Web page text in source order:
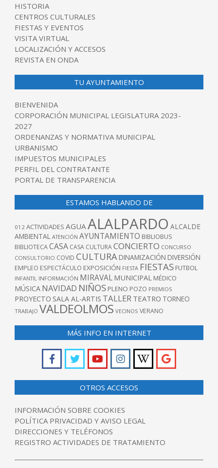
HISTORIA
CENTROS CULTURALES
FIESTAS Y EVENTOS
VISITA VIRTUAL
LOCALIZACIÓN Y ACCESOS
REVISTA EN ONDA
TU AYUNTAMIENTO
BIENVENIDA
CORPORACIÓN MUNICIPAL LEGISLATURA 2023-
2027
ORDENANZAS Y NORMATIVA MUNICIPAL
URBANISMO
IMPUESTOS MUNICIPALES
PERFIL DEL CONTRATANTE
PORTAL DE TRANSPARENCIA
ESTAMOS HABLANDO DE
012 ACTIVIDADES AGUA ALALPARDO ALCALDE
AMBIENTAL ATENCIÓN AYUNTAMIENTO BIBLIOBUS
BIBLIOTECACASA CASA CULTURACONCIERTO CONCURSO
CONSULTORIO COVID CULTURA DINAMIZACIÓN DIVERSIÓN
EMPLEO ESPECTÁCULO EXPOSICIÓN FIESTA FIESTAS FUTBOL
INFANTIL INFORMACIÓN MIRAVAL MUNICIPAL MÉDICO
MÚSICA NAVIDAD NIÑOS PLENO POZO PREMIOS
PROYECTO SALA AL-ARTIS TALLER TEATRO TORNEO
TRABAJO VALDEOLMOS VECINOS VERANO
MÁS INFO EN INTERNET
OTROS ACCESOS
INFORMACIÓN SOBRE COOKIES
POLÍTICA PRIVACIDAD Y AVISO LEGAL
DIRECCIONES Y TELÉFONOS
REGISTRO ACTIVIDADES DE TRATAMIENTO